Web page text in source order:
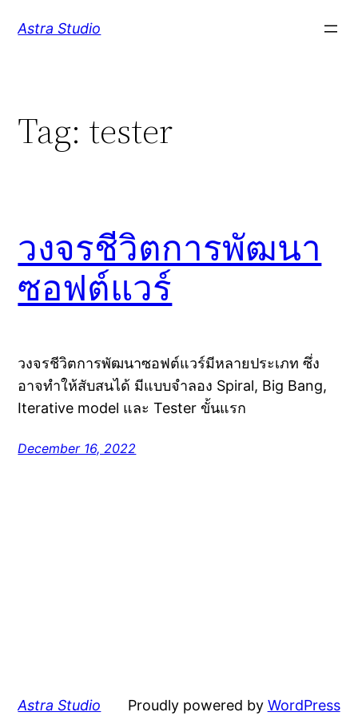
Astra Studio
Tag: tester
วงจรชีวิตการพัฒนา
ซอฟต์แวร์
วงจรชีวิตการพัฒนาซอฟต์แวร์มีหลายประเภท ซึ่ง
อาจทำให้สับสนได้ มีแบบจำลอง Spiral, Big Bang,
Iterative model และ Tester ขั้นแรก
December 16, 2022
Astra Studio Proudly powered by WordPress